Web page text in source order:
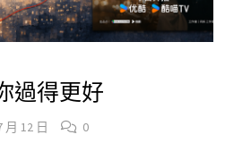
過得更好
月 12 日 0